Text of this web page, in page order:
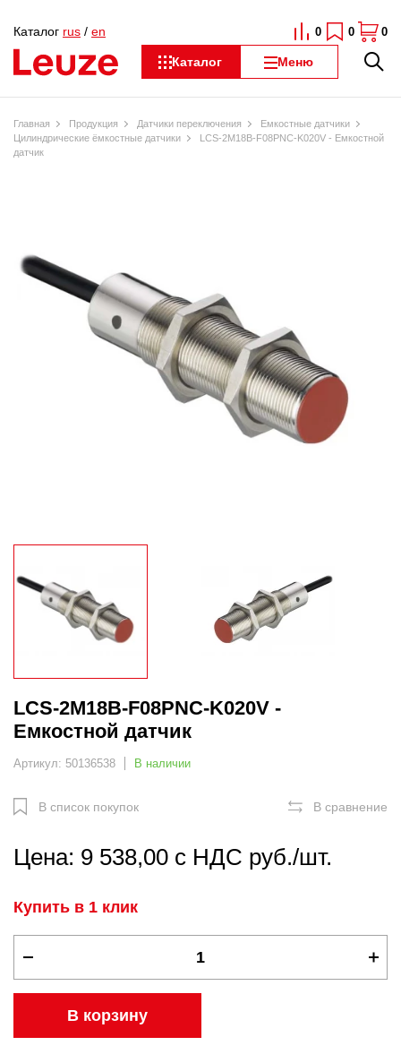
Каталог Меню
Каталог rus / en 0 0 0
Главная Продукция Датчики переключения
Емкостные датчики
Цилиндрические ёмкостные датчики
LCS-2M18B-F08PNC-K020V - Емкостной
датчик
LCS-2M18B-F08PNC-K020V -
Емкостной датчик
Артикул: 50136538 В наличии
В список покупок В сравнение
Цена: 9 538,00 с НДС руб./шт.
Купить в 1 клик
В корзину